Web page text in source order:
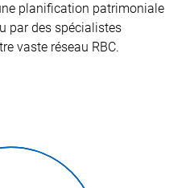
planification patrimoniale
par des spécialistes
vaste réseau RBC.